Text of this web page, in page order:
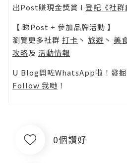
出Post賺現金獎賞 l 登記《社群
【 睇Post + 參加品牌活動 】
瀏覽更多社群 打卡 丶 旅遊 丶 美
攻略及 活動情報
U Blog開咗WhatsApp啦！發掘
Follow 我哋 ！
0個讚好